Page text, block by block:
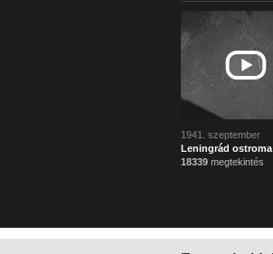
1941. szeptember
Leningrád ostroma
18339megtekintés